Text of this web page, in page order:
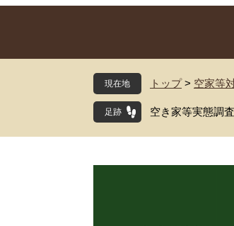
現在地 トップ > 空家等
空き家等実態調